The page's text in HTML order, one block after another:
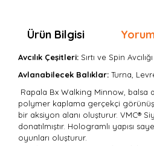
Ürün Bilgisi
Avcılık Çeşitleri: Sırtı ve Spin Avcılığı
Avlanabilecek Balıklar: Turna,
Rapala Bx Walking Minnow, balsa
polymer kaplama gerçekçi
bir aksiyon alanı oluşturur. VMC®
donatılmıştır. Hologramlı yapısı
oyunları oluşturur.